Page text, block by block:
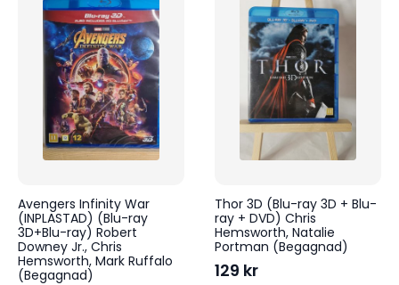
Avengers Infinity War
(INPLASTAD) (Blu-ray
3D+Blu-ray) Robert
Downey Jr., Chris
Hemsworth, Mark Ruffalo
(Begagnad)
Thor 3D (Blu-ray 3D + Blu-
ray + DVD) Chris
Hemsworth, Natalie
Portman (Begagnad)
129 kr